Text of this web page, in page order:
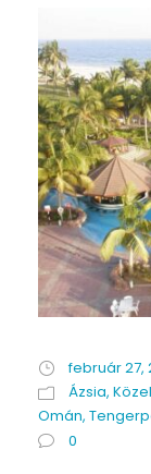
február 27,
Ázsia,
Omán,
0